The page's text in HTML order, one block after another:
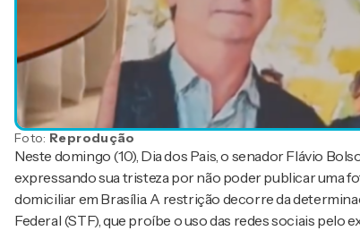
Foto: Reprodução
Neste domingo (10), Dia dos Pais, o senador Flávio
expressando sua tristeza por não poder publicar uma
domiciliar em Brasília. A restrição decorre da
Federal (STF), que proíbe o uso das redes sociais pelo